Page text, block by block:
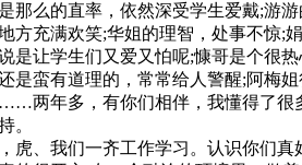
那么的直率，依然深受学生爱戴;游
方充满欢笑;华姐的理智，处事不惊;
是让学生们又爱又怕呢;慷哥是个很
是蛮有道理的，常常给人警醒;阿梅
两年多，有你们相伴，我懂得了很
。
虎、我们一齐工作学习。认识你们真